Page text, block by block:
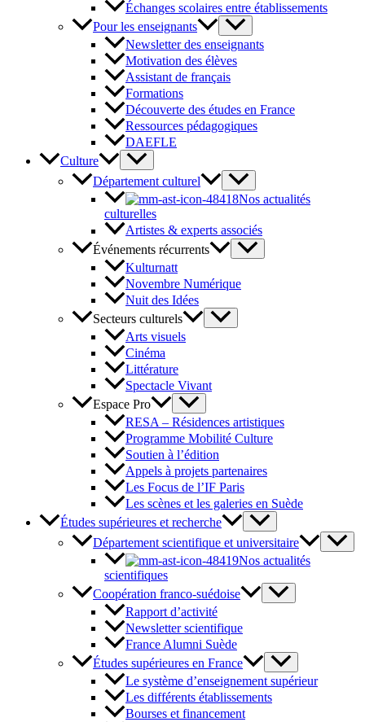
Échanges scolaires entre établissements
Pour les enseignants
Newsletter des enseignants
Motivation des élèves
Assistant de français
Formations
Découverte des études en France
Ressources pédagogiques
DAEFLE
Culture
Département culturel
Nos actualités
culturelles
Artistes & experts associés
Événements récurrents
Kulturnatt
Novembre Numérique
Nuit des Idées
Secteurs culturels
Arts visuels
Cinéma
Littérature
Spectacle Vivant
Espace Pro
RESA – Résidences artistiques
Programme Mobilité Culture
Soutien à l’édition
Appels à projets partenaires
Les Focus de l’IF Paris
Les scènes et les galeries en Suède
Études supérieures et recherche
Département scientifique et universitaire
Nos actualités
scientifiques
Coopération franco-suédoise
Rapport d’activité
Newsletter scientifique
France Alumni Suède
Études supérieures en France
Le système d’enseignement supérieur
Les différents établissements
Bourses et financement